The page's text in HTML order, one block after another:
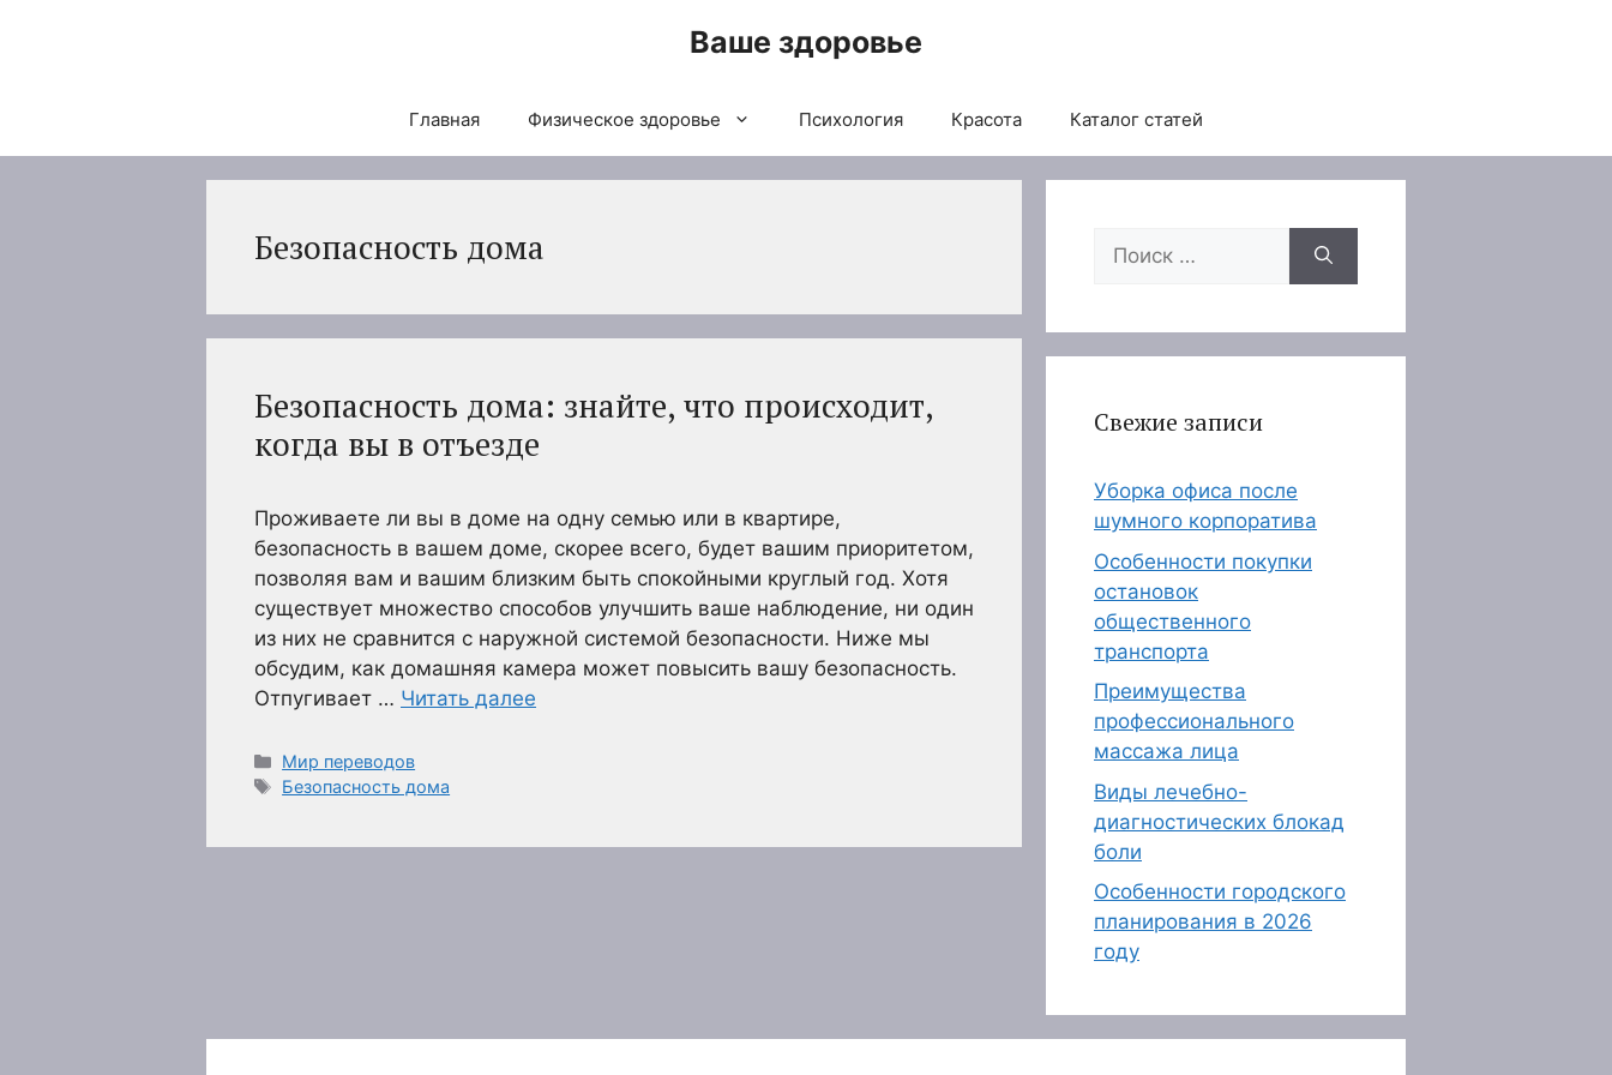
Ваше здоровье
Главная Физическое здоровье Психология Красота Каталог статей
Безопасность дома
Безопасность дома: знайте, что происходит,
когда вы в отъезде
Проживаете ли вы в доме на одну семью или в квартире,
безопасность в вашем доме, скорее всего, будет вашим приоритетом,
позволяя вам и вашим близким быть спокойными круглый год. Хотя
существует множество способов улучшить ваше наблюдение, ни один
из них не сравнится с наружной системой безопасности. Ниже мы
обсудим, как домашняя камера может повысить вашу безопасность.
Отпугивает … Читать далее
Рубрики
Мир переводов
Метки
Безопасность дома
Поиск:
Свежие записи
Уборка офиса после
шумного корпоратива
Особенности покупки
остановок
общественного
транспорта
Преимущества
профессионального
массажа лица
Виды лечебно-
диагностических блокад
боли
Особенности городского
планирования в 2026
году